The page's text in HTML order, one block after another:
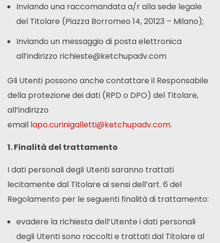
Inviando una raccomandata a/r alla sede legale
del Titolare (Piazza Borromeo 14, 20123 – Milano);
Inviando un messaggio di posta elettronica
all’indirizzo richieste@ketchupadv.com
Gli Utenti possono anche contattare il Responsabile
della protezione dei dati (RPD o DPO) del Titolare,
all’indirizzo
email lapo.curinigalletti@ketchupadv.com.
1. Finalità del trattamento
I dati personali degli Utenti saranno trattati
lecitamente dal Titolare ai sensi dell’art. 6 del
Regolamento per le seguenti finalità di trattamento:
evadere la richiesta dell’Utente i dati personali
degli Utenti sono raccolti e trattati dal Titolare al